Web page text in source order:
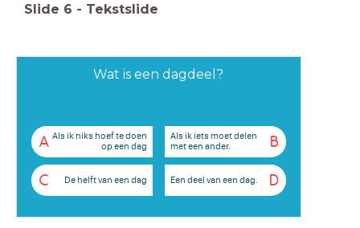
Slide 6 - Tekstslide
Wat is een dagdeel?
A Als ik niks hoef te doen
op een dag
B
Als ik iets moet delen
met een ander.
C De helft van een dag D
Een deel van een dag.